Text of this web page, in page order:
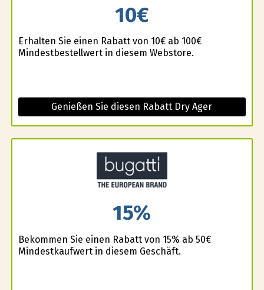
10€
Erhalten Sie einen Rabatt von 10€ ab 100€
Mindestbestellwert in diesem Webstore.
Genießen Sie diesen Rabatt Dry Ager
15%
Bekommen Sie einen Rabatt von 15% ab 50€
Mindestkaufwert in diesem Geschäft.